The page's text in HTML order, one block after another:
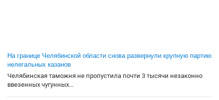
На границе Челябинской области снова развернули крупную партию
нелегальных казанов
Челябинская таможня не пропустила почти 3 тысячи незаконно
ввезенных чугунных...